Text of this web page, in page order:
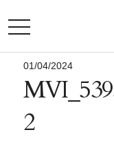
TOGGLE
01/04/2024
2